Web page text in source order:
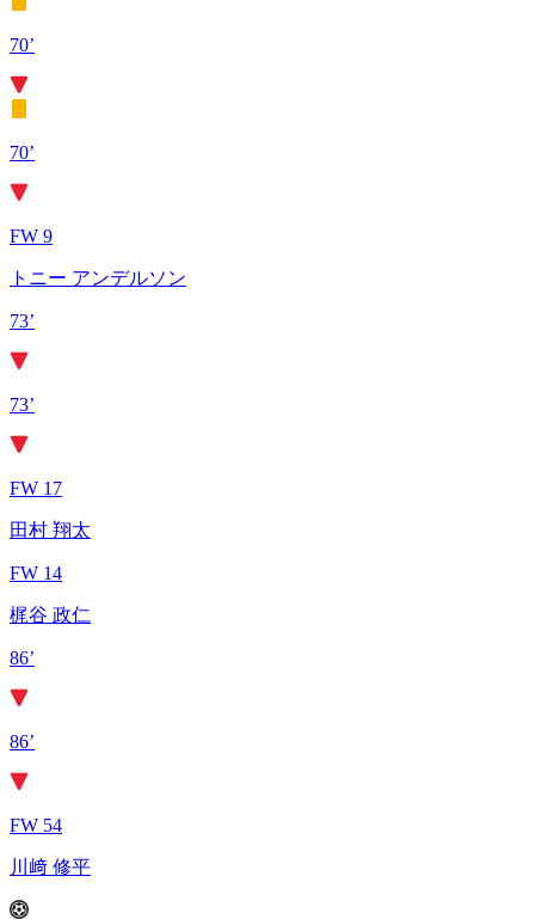
70’
70’
FW 9
トニー アンデルソン
73’
73’
FW 17
田村 翔太
FW 14
梶谷 政仁
86’
86’
FW 54
川﨑 修平